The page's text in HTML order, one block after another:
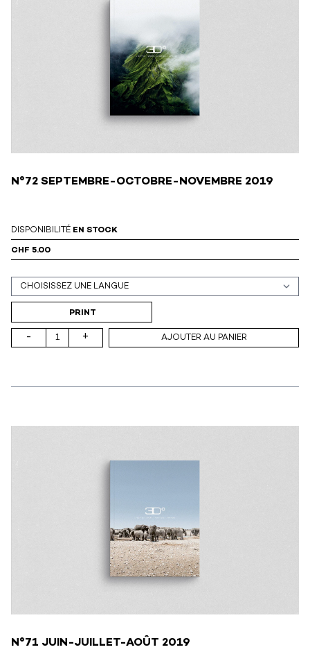
N°72 SEPTEMBRE-OCTOBRE-NOVEMBRE 2019
DISPONIBILITÉ EN STOCK
CHF 5.00
Support (print ou digital)
PRINT
- + AJOUTER AU PANIER
N°71 JUIN-JUILLET-AOÛT 2019